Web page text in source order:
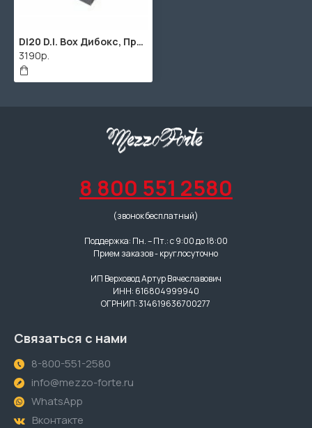
DI20 D.I. Box Дибокс, Преобразователь сигнала для гитары, активный, N-Audio
3190р.
8 800 551 2580
(звонок бесплатный)
Поддержка: Пн. – Пт.: с 9:00 до 18:00
Прием заказов - круглосуточно
ИП Верховод Артур Вячеславович
ИНН: 616804999940
ОГРНИП: 314619636700277
Связаться с нами
8-800-551-2580
info@mezzo-forte.ru
WhatsApp
Вконтакте